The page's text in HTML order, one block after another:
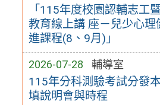
「115年度校園認輔志工
教育線上講 座－兒少心理
進課程(8、9月)」
2026-07-28 輔導室
115年分科測驗考試分發
填說明會與時程